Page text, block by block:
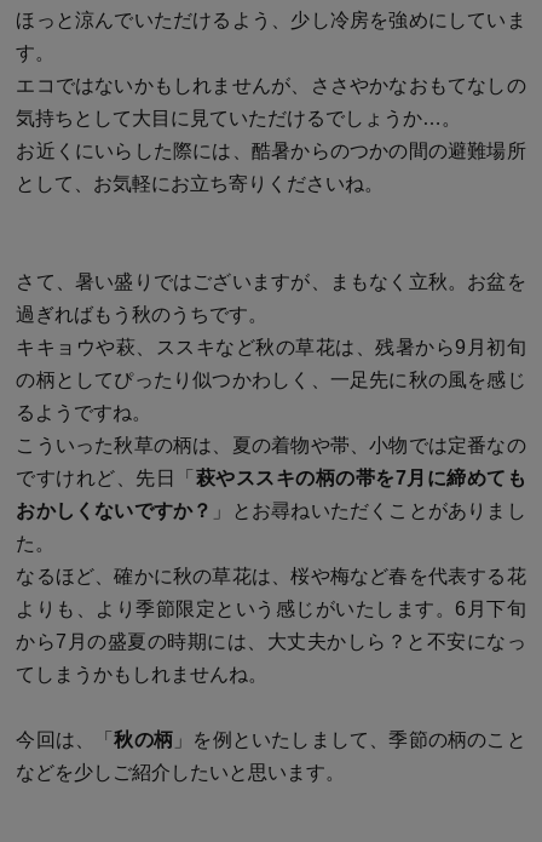
ほっと涼んでいただけるよう、少し冷房を強めにしていま
す。
エコではないかもしれませんが、ささやかなおもてなしの
気持ちとして大目に見ていただけるでしょうか…。
お近くにいらした際には、酷暑からのつかの間の避難場所
として、お気軽にお立ち寄りくださいね。
さて、暑い盛りではございますが、まもなく立秋。お盆を
過ぎればもう秋のうちです。
キキョウや萩、ススキなど秋の草花は、残暑から9月初旬
の柄としてぴったり似つかわしく、一足先に秋の風を感じ
るようですね。
こういった秋草の柄は、夏の着物や帯、小物では定番なの
ですけれど、先日「萩やススキの柄の帯を7月に締めても
おかしくないですか？ 」とお尋ねいただくことがありまし
た。
なるほど、確かに秋の草花は、桜や梅など春を代表する花
よりも、より季節限定という感じがいたします。6月下旬
から7月の盛夏の時期には、大丈夫かしら？と不安になっ
てしまうかもしれませんね。
今回は、「秋の柄 」を例といたしまして、季節の柄のこと
などを少しご紹介したいと思います。